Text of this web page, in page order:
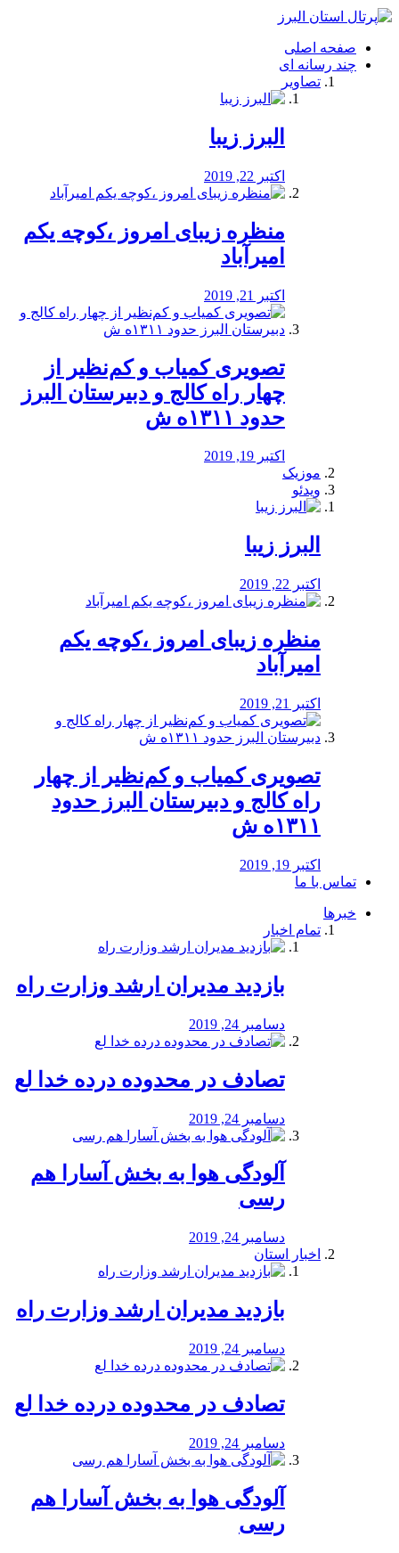
فصد
شرق
تهران
خشکشویی
صفحه اصلی
چند رسانه ای
تصاویر
البرز زیبا
اکتبر 22, 2019
منظره‌‌ زیبای امروز ،کوچه یکم
امیرآباد
اکتبر 21, 2019
️تصویری کمیاب و کم‌نظیر از
چهار راه كالج و دبيرستان البرز
حدود ۱۳۱۱ه ش
اکتبر 19, 2019
موزیک
ویدئو
البرز زیبا
اکتبر 22, 2019
منظره‌‌ زیبای امروز ،کوچه یکم
امیرآباد
اکتبر 21, 2019
️تصویری کمیاب و کم‌نظیر از چهار
راه كالج و دبيرستان البرز حدود
۱۳۱۱ه ش
اکتبر 19, 2019
تماس با ما
خبرها
تمام اخبار
بازدید مدیران ارشد وزارت راه
دسامبر 24, 2019
تصادف در محدوده درده خدا لع
دسامبر 24, 2019
آلودگی هوا به بخش آسارا هم
رسی
دسامبر 24, 2019
اخبار استان
بازدید مدیران ارشد وزارت راه
دسامبر 24, 2019
تصادف در محدوده درده خدا لع
دسامبر 24, 2019
آلودگی هوا به بخش آسارا هم
رسی